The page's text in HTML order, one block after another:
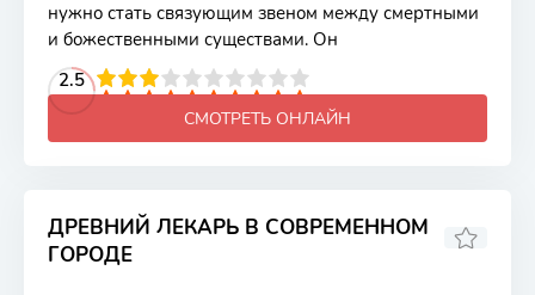
нужно стать связующим звеном между смертными
и божественными существами. Он
2.5
4 5 6 7 8 9 10
СМОТРЕТЬ ОНЛАЙН
ДРЕВНИЙ ЛЕКАРЬ В СОВРЕМЕННОМ
ГОРОДЕ